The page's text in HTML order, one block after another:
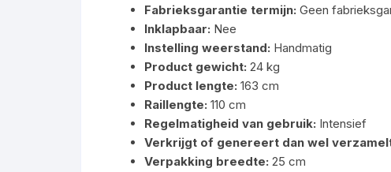
Fabrieksgarantie termijn: Geen
Inklapbaar: Nee
Instelling weerstand: Handmatig
Product gewicht: 24 kg
Product lengte: 163 cm
Raillengte: 110 cm
Regelmatigheid van gebruik: Intensief
Verkrijgt of genereert dan wel
Verpakking breedte: 25 cm